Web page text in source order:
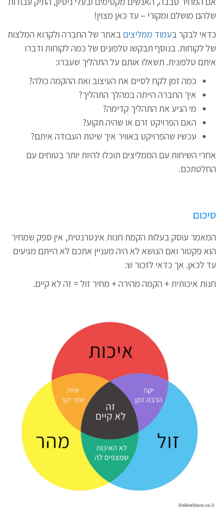
שלהם מושלם ומקורי – עד כאן מצוין!
כדאי לבקר בעמוד ממליצים באתר של החברה ולקרוא המלצות
של לקוחות. בנוסף תבקשו טלפונים של כמה לקוחות ודברו
איתם טלפונית. תשאלו אותם על התהליך שעברו:
כמה זמן לקח לסיים את העיצוב ואת ההקמה כולה?
איך החברה הייתה במהלך התהליך?
מי הניע את התהליך קדימה?
האם הפרויקט זרם או שהיה תקוע?
עכשיו שהפרויקט באוויר איך שיטת העבודה איתם?
אחרי השיחות עם הממליצים תוכלו להיות יותר בטוחים עם
החלטתכם.
סיכום
המאמר עוסק בעלות הקמת חנות אינטרנטית, אין ספק שמחיר
הוא פקטור ואם הנושא לא היה מעניין אתכם לא הייתם מגיעים
עד לכאן. אך כדאי לזכור ש:
חנות איכותית + הקמה מהירה + מחיר זול = זה לא קיים.